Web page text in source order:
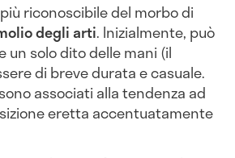
riconoscibile del morbo di
degli arti. Inizialmente, può
un solo dito delle mani (il
di breve durata e casuale.
associati alla tendenza ad
eretta accentuatamente